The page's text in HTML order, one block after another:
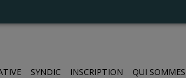
SYNDIC INSCRIPTION QUI